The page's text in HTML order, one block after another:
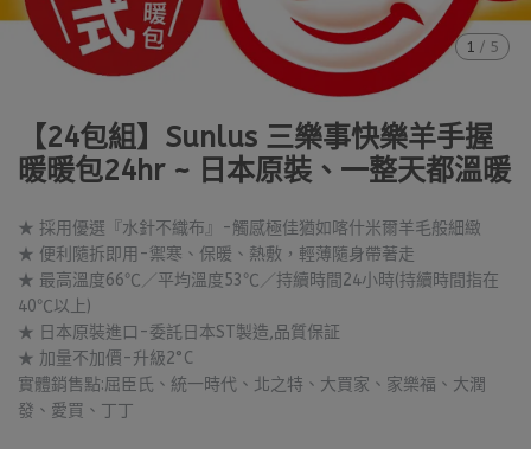
1 / 5
【24包組】Sunlus 三樂事快樂羊手握
暖暖包24hr ~ 日本原裝、一整天都溫暖
★ 採用優選『水針不織布』-觸感極佳猶如喀什米爾羊毛般細緻
★ 便利隨拆即用-禦寒、保暖、熱敷，輕薄隨身帶著走
★ 最高溫度66℃／平均溫度53℃／持續時間24小時(持續時間指在
40℃以上)
★ 日本原裝進口-委託日本ST製造,品質保証
★ 加量不加價-升級2°C
實體銷售點:屈臣氏、統一時代、北之特、大買家、家樂福、大潤
發、愛買、丁丁